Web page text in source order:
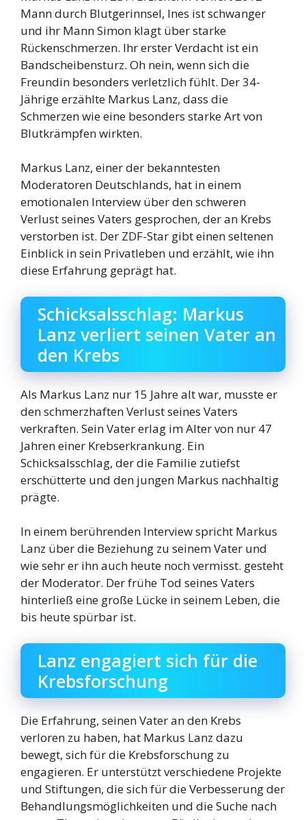
Mann durch Blutgerinnsel, Ines ist schwanger
und ihr Mann Simon klagt über starke
Rückenschmerzen. Ihr erster Verdacht ist ein
Bandscheibensturz. Oh nein, wenn sich die
Freundin besonders verletzlich fühlt. Der 34-
Jährige erzählte Markus Lanz, dass die
Schmerzen wie eine besonders starke Art von
Blutkrämpfen wirkten.
Markus Lanz, einer der bekanntesten
Moderatoren Deutschlands, hat in einem
emotionalen Interview über den schweren
Verlust seines Vaters gesprochen, der an Krebs
verstorben ist. Der ZDF-Star gibt einen seltenen
Einblick in sein Privatleben und erzählt, wie ihn
diese Erfahrung geprägt hat.
Schicksalsschlag: Markus
Lanz verliert seinen Vater an
den Krebs
Als Markus Lanz nur 15 Jahre alt war, musste er
den schmerzhaften Verlust seines Vaters
verkraften. Sein Vater erlag im Alter von nur 47
Jahren einer Krebserkrankung. Ein
Schicksalsschlag, der die Familie zutiefst
erschütterte und den jungen Markus nachhaltig
prägte.
In einem berührenden Interview spricht Markus
Lanz über die Beziehung zu seinem Vater und
wie sehr er ihn auch heute noch vermisst. gesteht
der Moderator. Der frühe Tod seines Vaters
hinterließ eine große Lücke in seinem Leben, die
bis heute spürbar ist.
Lanz engagiert sich für die
Krebsforschung
Die Erfahrung, seinen Vater an den Krebs
verloren zu haben, hat Markus Lanz dazu
bewegt, sich für die Krebsforschung zu
engagieren. Er unterstützt verschiedene Projekte
und Stiftungen, die sich für die Verbesserung der
Behandlungsmöglichkeiten und die Suche nach